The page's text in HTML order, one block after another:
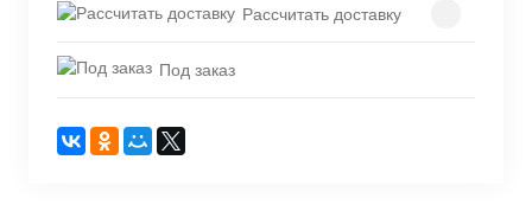
Рассчитать доставку
Под заказ